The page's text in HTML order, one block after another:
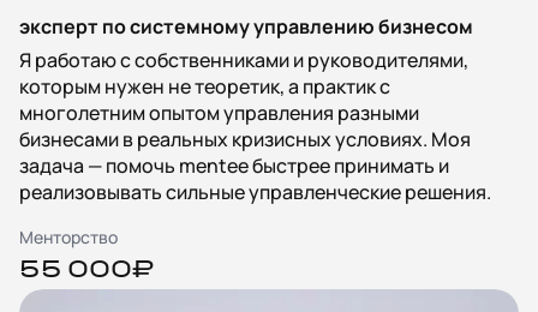
эксперт по системному управлению бизнесом
Я работаю с собственниками и руководителями,
которым нужен не теоретик, а практик с
многолетним опытом управления разными
бизнесами в реальных кризисных условиях. Моя
задача — помочь mentee быстрее принимать и
реализовывать сильные управленческие решения.
Менторство
55 000₽